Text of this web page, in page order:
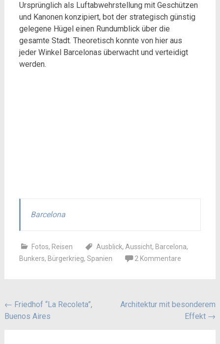
Ursprünglich als Luftabwehrstellung mit Geschützen
und Kanonen konzipiert, bot der strategisch günstig
gelegene Hügel einen Rundumblick über die
gesamte Stadt. Theoretisch konnte von hier aus
jeder Winkel Barcelonas überwacht und verteidigt
werden.
Barcelona
Fotos, Reisen Ausblick, Aussicht, Barcelona,
Bunkers, Bürgerkrieg, Spanien 2 Kommentare
Beitragsnavigation
← Friedhof “La Recoleta”,
Buenos Aires
Architektur mit besonderem
Effekt →